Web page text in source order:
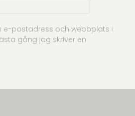
e-postadress och webbplats i
gång jag skriver en